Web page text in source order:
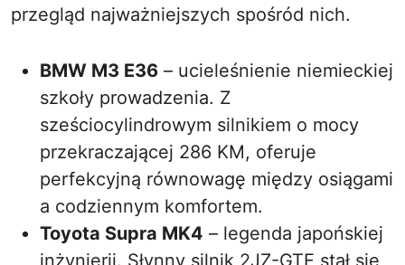
przegląd najważniejszych spośród nich.
BMW M3 E36 – ucieleśnienie niemieckiej
szkoły prowadzenia. Z
sześciocylindrowym silnikiem o mocy
przekraczającej 286 KM, oferuje
perfekcyjną równowagę między osiągami
a codziennym komfortem.
Toyota Supra MK4 – legenda japońskiej
inżynierii. Słynny silnik 2JZ-GTE stał się